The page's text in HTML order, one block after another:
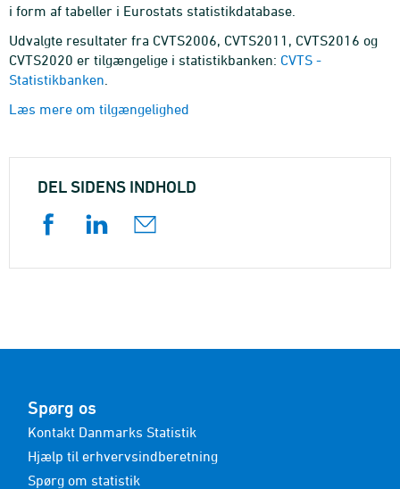
i form af tabeller i Eurostats statistikdatabase.
Udvalgte resultater fra CVTS2006, CVTS2011, CVTS2016 og
CVTS2020 er tilgængelige i statistikbanken: CVTS -
Statistikbanken
Læs mere om tilgængelighed
DEL SIDENS INDHOLD
Spørg os
Kontakt Danmarks Statistik
Hjælp til erhvervsindberetning
Spørg om statistik